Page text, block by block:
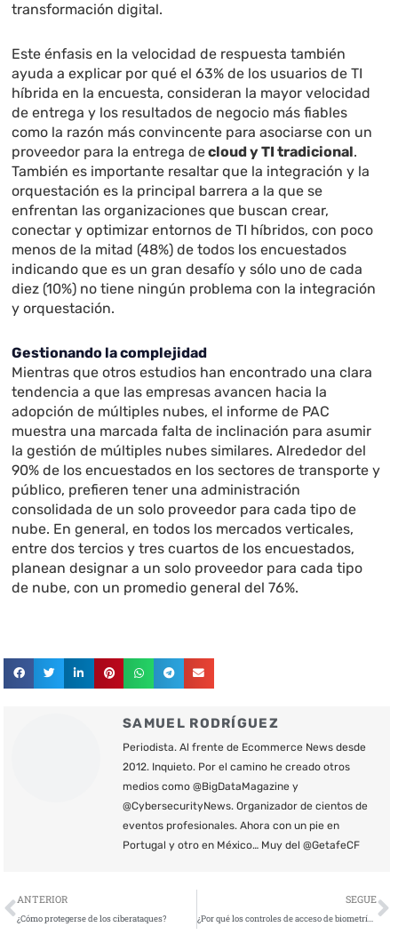
transformación digital.
Este énfasis en la velocidad de respuesta también
ayuda a explicar por qué el 63% de los usuarios de TI
híbrida en la encuesta, consideran la mayor velocidad
de entrega y los resultados de negocio más fiables
como la razón más convincente para asociarse con un
proveedor para la entrega decloud y TI tradicional.
También es importante resaltar que la integración y la
orquestación es la principal barrera a la que se
enfrentan las organizaciones que buscan crear,
conectar y optimizar entornos de TI híbridos, con poco
menos de la mitad (48%) de todos los encuestados
indicando que es un gran desafío y sólo uno de cada
diez (10%) no tiene ningún problema con la integración
y orquestación.
Gestionando la complejidad
Mientras que otros estudios han encontrado una clara
tendencia a que las empresas avancen hacia la
adopción de múltiples nubes, el informe de PAC
muestra una marcada falta de inclinación para asumir
la gestión de múltiples nubes similares. Alrededor del
90% de los encuestados en los sectores de transporte y
público, prefieren tener una administración
consolidada de un solo proveedor para cada tipo de
nube. En general, en todos los mercados verticales,
entre dos tercios y tres cuartos de los encuestados,
planean designar a un solo proveedor para cada tipo
de nube, con un promedio general del 76%.
SAMUEL RODRÍGUEZ
Periodista. Al frente de Ecommerce News desde
2012. Inquieto. Por el camino he creado otros
medios como @BigDataMagazine y
@CybersecurityNews. Organizador de cientos de
eventos profesionales. Ahora con un pie en
Portugal y otro en México… Muy del @GetafeCF
Ant
ANTERIOR
¿Cómo protegerse de los ciberataques?
SEGUE
¿Por qué los controles de acceso de biometría de voz son los más eficaces?